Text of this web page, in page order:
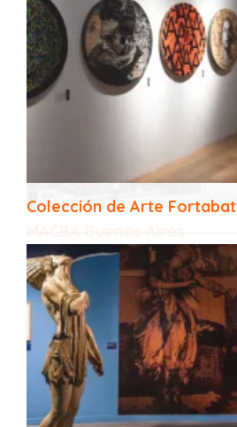
Colección de Arte Fortabat